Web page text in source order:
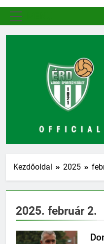
Kezdőoldal 2025
2025. február 2.